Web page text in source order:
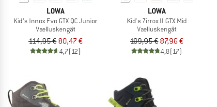
LOWA
Kid's Innox Evo GTX QC Junior
Vaelluskengät
114,95 € 80,47 €
4,7(12)
LOWA
Kid's Zirrox II GTX Mid
Vaelluskengät
109,95 € 87,96 €
4,8(17)